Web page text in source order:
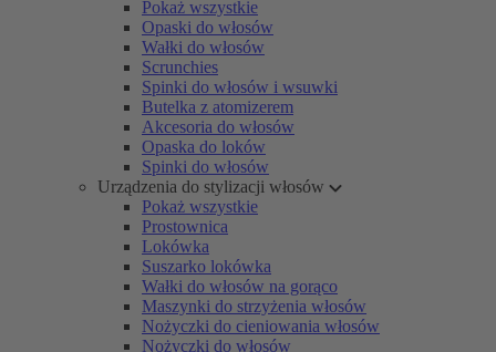
Pokaż wszystkie
Opaski do włosów
Wałki do włosów
Scrunchies
Spinki do włosów i wsuwki
Butelka z atomizerem
Akcesoria do włosów
Opaska do loków
Spinki do włosów
Urządzenia do stylizacji włosów
Pokaż wszystkie
Prostownica
Lokówka
Suszarko lokówka
Wałki do włosów na gorąco
Maszynki do strzyżenia włosów
Nożyczki do cieniowania włosów
Nożyczki do włosów